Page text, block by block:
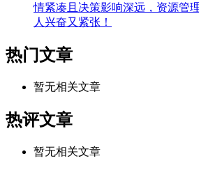
情紧凑且决策影响深远，资源管
人兴奋又紧张！
热门文章
暂无相关文章
热评文章
暂无相关文章